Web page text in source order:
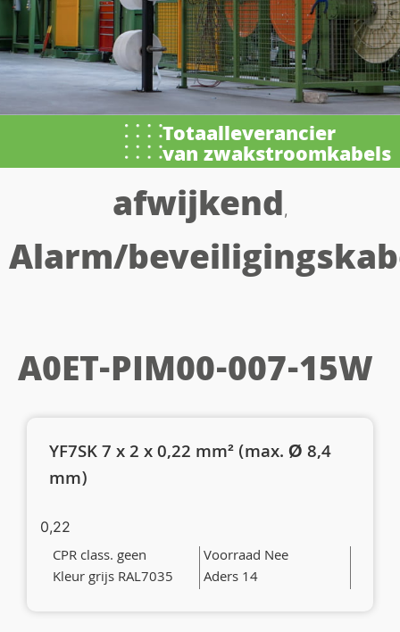
Totaalleverancier
van zwakstroomkabels
afwijkend,
Alarm/
A0ET-PIM00-007-15W
YF7SK 7 x 2 x 0,22 mm² (max. Ø 8,4
mm)
0,22
CPR class. geen
Voorraad Nee
Kleur grijs RAL7035
Aders 14